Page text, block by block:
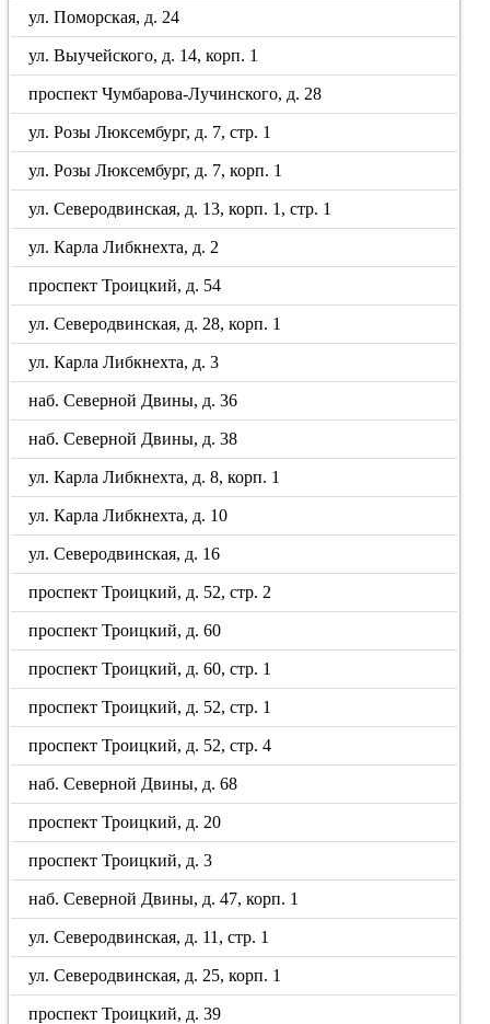
ул. Поморская, д. 24
ул. Выучейского, д. 14, корп. 1
проспект Чумбарова-Лучинского, д. 28
ул. Розы Люксембург, д. 7, стр. 1
ул. Розы Люксембург, д. 7, корп. 1
ул. Северодвинская, д. 13, корп. 1, стр. 1
ул. Карла Либкнехта, д. 2
проспект Троицкий, д. 54
ул. Северодвинская, д. 28, корп. 1
ул. Карла Либкнехта, д. 3
наб. Северной Двины, д. 36
наб. Северной Двины, д. 38
ул. Карла Либкнехта, д. 8, корп. 1
ул. Карла Либкнехта, д. 10
ул. Северодвинская, д. 16
проспект Троицкий, д. 52, стр. 2
проспект Троицкий, д. 60
проспект Троицкий, д. 60, стр. 1
проспект Троицкий, д. 52, стр. 1
проспект Троицкий, д. 52, стр. 4
наб. Северной Двины, д. 68
проспект Троицкий, д. 20
проспект Троицкий, д. 3
наб. Северной Двины, д. 47, корп. 1
ул. Северодвинская, д. 11, стр. 1
ул. Северодвинская, д. 25, корп. 1
проспект Троицкий, д. 39